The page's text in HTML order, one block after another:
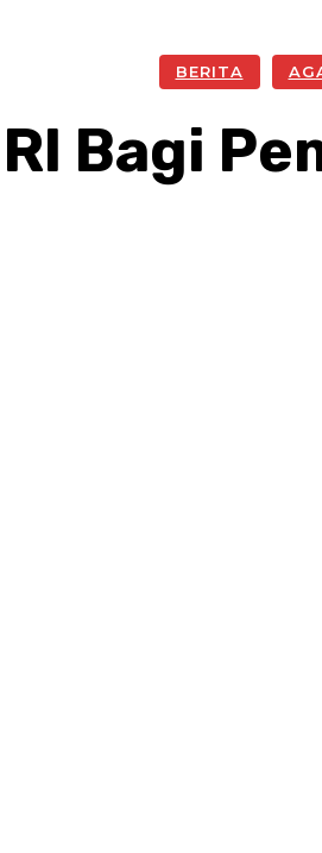
BERITA
Bagi